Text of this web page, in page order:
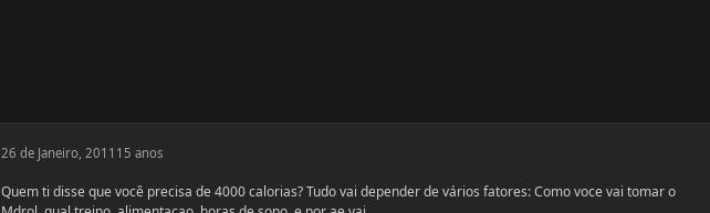
26 de Janeiro, 2011 15 anos
Quem ti disse que você precisa de 4000 calorias? Tudo vai depender de vários fatores: Como voce vai tomar o